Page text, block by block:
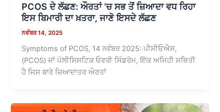
PCOS ਦੇ ਲੱਛਣ: ਔਰਤਾਂ ‘ਚ ਸਭ ਤੋਂ ਜ਼ਿਆਦਾ ਵਧ ਰਿਹਾ
ਇਸ ਬਿਮਾਰੀ ਦਾ ਖ਼ਤਰਾ, ਜਾਣੋ ਇਸਦੇ ਲੱਛਣ
ਨਵੰਬਰ 14, 2025
Symptoms of PCOS, 14 ਨਵੰਬਰ 2025: ਪੀਸੀਓਐਸ,
(PCOS) ਜਾਂ ਪੋਲੀਸਿਸਟਿਕ ਓਵਰੀ ਸਿੰਡਰੋਮ, ਇੱਕ ਅਜਿਹੀ ਸਥਿਤੀ
ਹੈ ਜਿਸ ਬਾਰੇ ਜ਼ਿਆਦਾਤਰ ਔਰਤਾਂ